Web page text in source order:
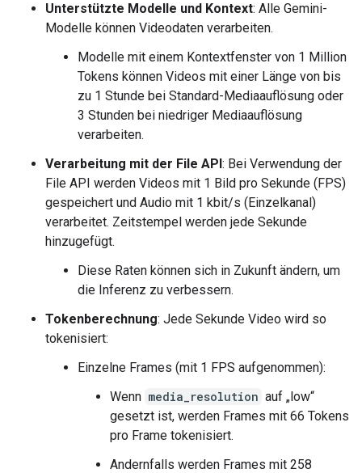
Unterstützte Modelle und Kontext: Alle Gemini-
Modelle können Videodaten verarbeiten.
Modelle mit einem Kontextfenster von 1 Million
Tokens können Videos mit einer Länge von bis
zu 1 Stunde bei Standard-Mediaauflösung oder
3 Stunden bei niedriger Mediaauflösung
verarbeiten.
Verarbeitung mit der File API: Bei Verwendung der
File API werden Videos mit 1 Bild pro Sekunde (FPS)
gespeichert und Audio mit 1 kbit/s (Einzelkanal)
verarbeitet. Zeitstempel werden jede Sekunde
hinzugefügt.
Diese Raten können sich in Zukunft ändern, um
die Inferenz zu verbessern.
Tokenberechnung: Jede Sekunde Video wird so
tokenisiert:
Einzelne Frames (mit 1 FPS aufgenommen):
Wenn media_resolution auf „low“
gesetzt ist, werden Frames mit 66 Tokens
pro Frame tokenisiert.
Andernfalls werden Frames mit 258